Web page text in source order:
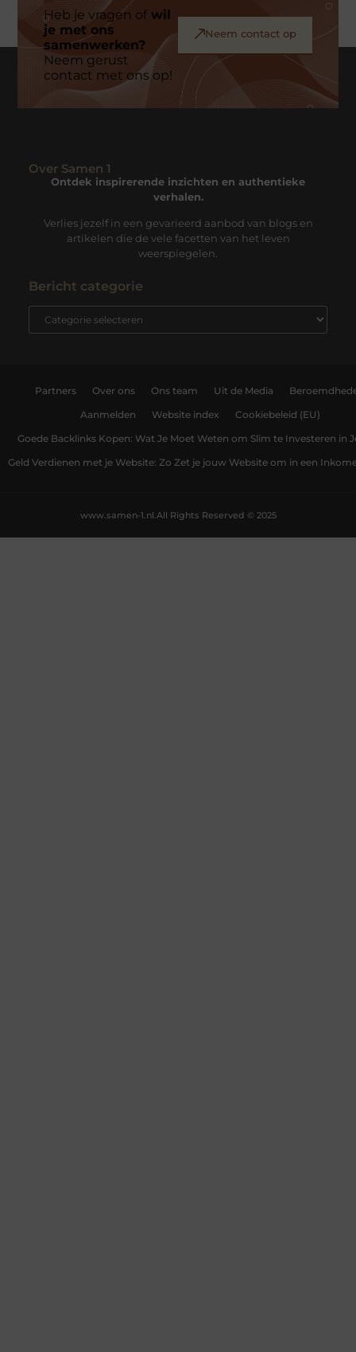
Heb je vragen ofwil
je met ons
samenwerken?
Neem gerust
contact met ons op!
Neem contact op
Over Samen 1
Ontdek inspirerende inzichten en authentieke
verhalen.
Verlies jezelf in een gevarieerd aanbod van blogs en
artikelen die de vele facetten van het leven
weerspiegelen.
Bericht categorie
Partners Over ons Ons team Uit de Media
Aanmelden Website index Cookiebeleid (EU)
Goede Backlinks Kopen: Wat Je Moet Weten om Slim te Investeren in
Geld Verdienen met je Website: Zo Zet je jouw Website om in een
All Rights Reserved © 2025
www.samen-1.nl.